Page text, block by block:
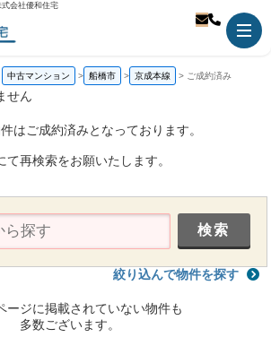
会社優和住宅
中古マンション 船橋市 京成本線 ご成約済み
せん
はご成約済みとなっております。
て再検索をお願いたします。
絞り込んで物件を探す
ージに掲載されていない物件も
多数ございます。